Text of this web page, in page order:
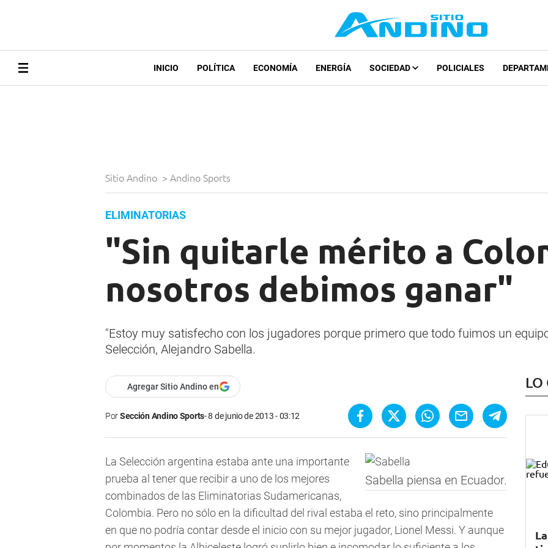
INICIO POLÍTICA ECONOMÍA ENERGÍA SOCIEDAD POLICIALES
Sitio Andino > Andino Sports
ELIMINATORIAS
"Sin quitarle mérito a
nosotros debimos ganar"
"Estoy muy satisfecho con los jugadores porque primero que todo fuimos un
Selección, Alejandro Sabella.
Agregar Sitio Andino en
PorSección Andino Sports 8 de junio de 2013 - 03:12
Sabella piensa en Ecuador.
La Selección argentina estaba ante una importante
prueba al tener que recibir a uno de los mejores
combinados de las Eliminatorias Sudamericanas,
Colombia. Pero no sólo en la dificultad del rival estaba el reto, sino principalmente
en que no podría contar desde el inicio con su mejor jugador, Lionel Messi. Y aunque
LO